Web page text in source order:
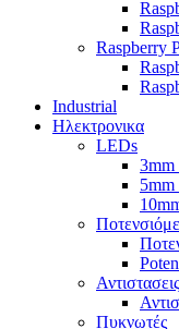
Raspberry
Industrial
Ηλεκτρονικα
LEDs
Αντιστασεις
Πυκνωτές